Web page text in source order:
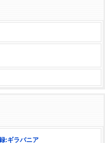
:ギラバニア